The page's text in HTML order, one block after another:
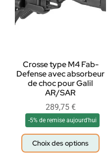
Crosse type M4 Fab-
Defense avec absorbeur
de choc pour Galil
AR/SAR
289,75 €
-5% de remise aujourd'hui
Choix des options